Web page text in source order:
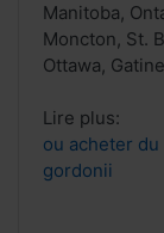
Manitoba,
Moncton, St.
Ottawa,
Lire plus:
ou acheter
gordonii